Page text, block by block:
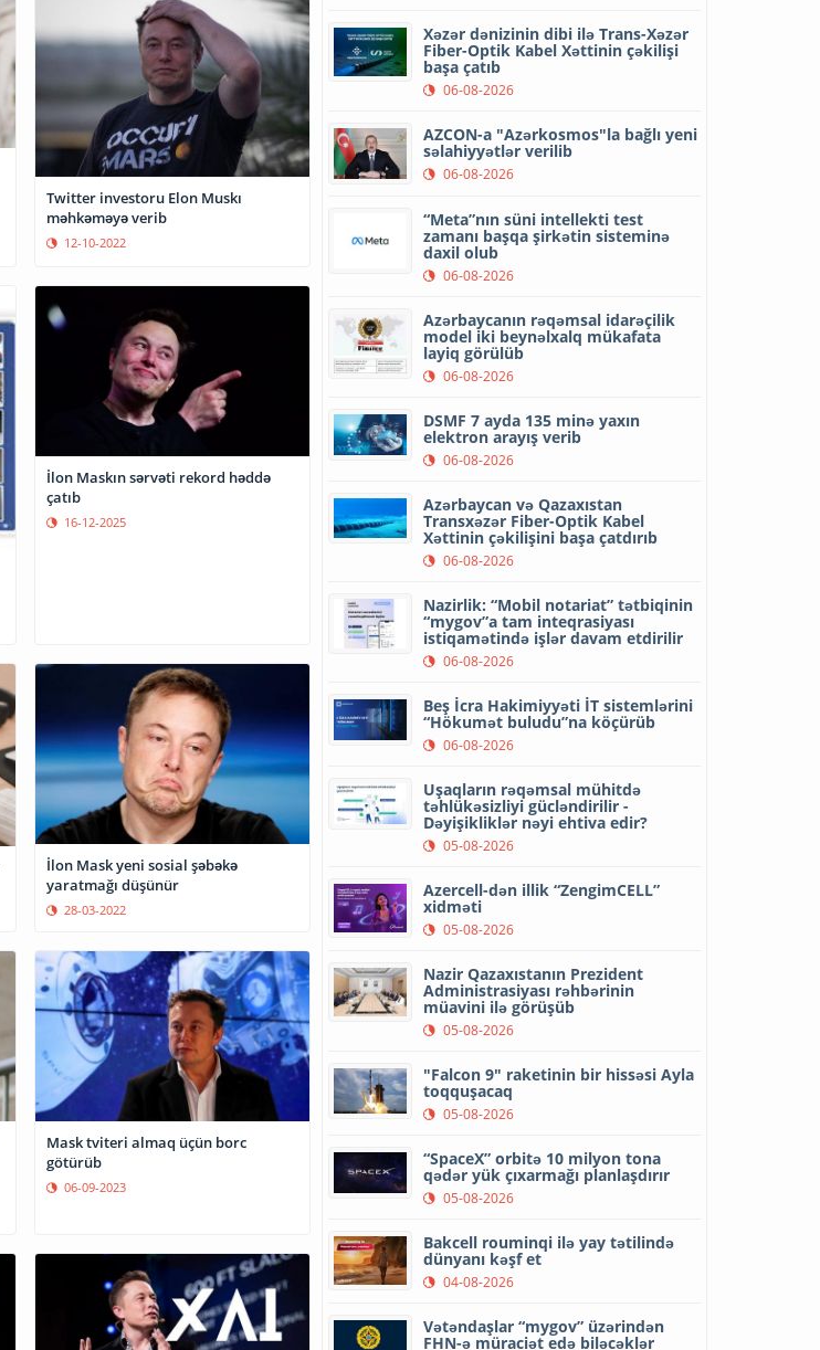
Twitter investoru Elon Muskı
məhkəməyə verib
12-10-2022
İlon Maskın sərvəti rekord həddə
çatıb
16-12-2025
İlon Mask yeni sosial şəbəkə
yaratmağı düşünür
28-03-2022
Mask tviteri almaq üçün borc
götürüb
06-09-2023
Xəzər dənizinin dibi ilə Trans-Xəzər
Fiber-Optik Kabel Xəttinin çəkilişi
başa çatıb
06-08-2026
AZCON-a "Azərkosmos"la bağlı yeni
səlahiyyətlər verilib
06-08-2026
“Meta”nın süni intellekti test
zamanı başqa şirkətin sisteminə
daxil olub
06-08-2026
Azərbaycanın rəqəmsal idarəçilik
model iki beynəlxalq mükafata
layiq görülüb
06-08-2026
DSMF 7 ayda 135 minə yaxın
elektron arayış verib
06-08-2026
Azərbaycan və Qazaxıstan
Transxəzər Fiber-Optik Kabel
Xəttinin çəkilişini başa çatdırıb
06-08-2026
Nazirlik: “Mobil notariat” tətbiqinin
“mygov”a tam inteqrasiyası
istiqamətində işlər davam etdirilir
06-08-2026
Beş İcra Hakimiyyəti İT sistemlərini
“Hökumət buludu”na köçürüb
06-08-2026
Uşaqların rəqəmsal mühitdə
təhlükəsizliyi gücləndirilir -
Dəyişikliklər nəyi ehtiva edir?
05-08-2026
Azercell-dən illik “ZengimCELL”
xidməti
05-08-2026
Nazir Qazaxıstanın Prezident
Administrasiyası rəhbərinin
müavini ilə görüşüb
05-08-2026
"Falcon 9" raketinin bir hissəsi Ayla
toqquşacaq
05-08-2026
“SpaceX” orbitə 10 milyon tona
qədər yük çıxarmağı planlaşdırır
05-08-2026
Bakcell rouminqi ilə yay tətilində
dünyanı kəşf et
04-08-2026
Vətəndaşlar “mygov” üzərindən
FHN-ə müraciət edə biləcəklər